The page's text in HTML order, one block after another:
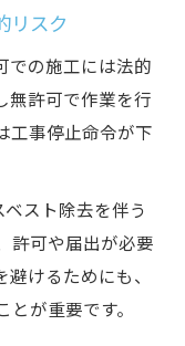
リスク
での施工には法的
無許可で作業を行
工事停止命令が下
スト除去を伴う
許可や届出が必要
けるためにも、
が重要です。